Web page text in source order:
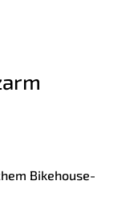
Bikehouse-